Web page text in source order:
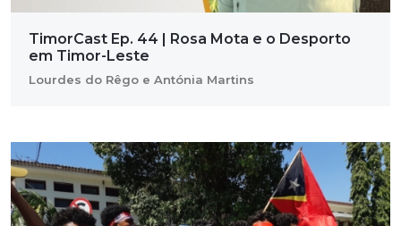
TimorCast Ep. 44 | Rosa Mota e o Desporto
em Timor-Leste
Lourdes do Rêgo e Antónia Martins